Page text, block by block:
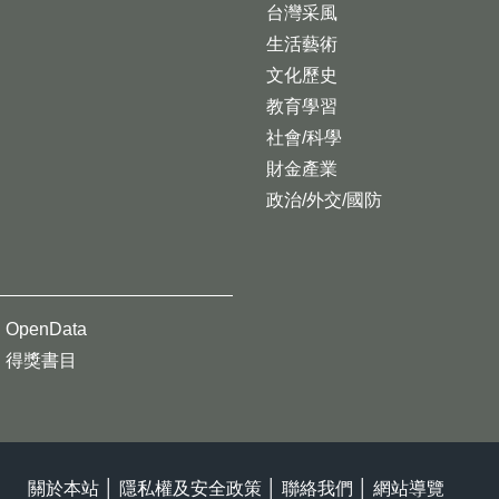
台灣采風
生活藝術
文化歷史
教育學習
社會/科學
財金產業
政治/外交/國防
OpenData
得獎書目
關於本站 隱私權及安全政策 聯絡我們 網站導覽